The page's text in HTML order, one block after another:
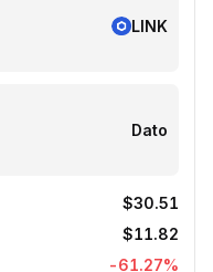
LINK
Dato
$30.51
$11.82
-61.27%